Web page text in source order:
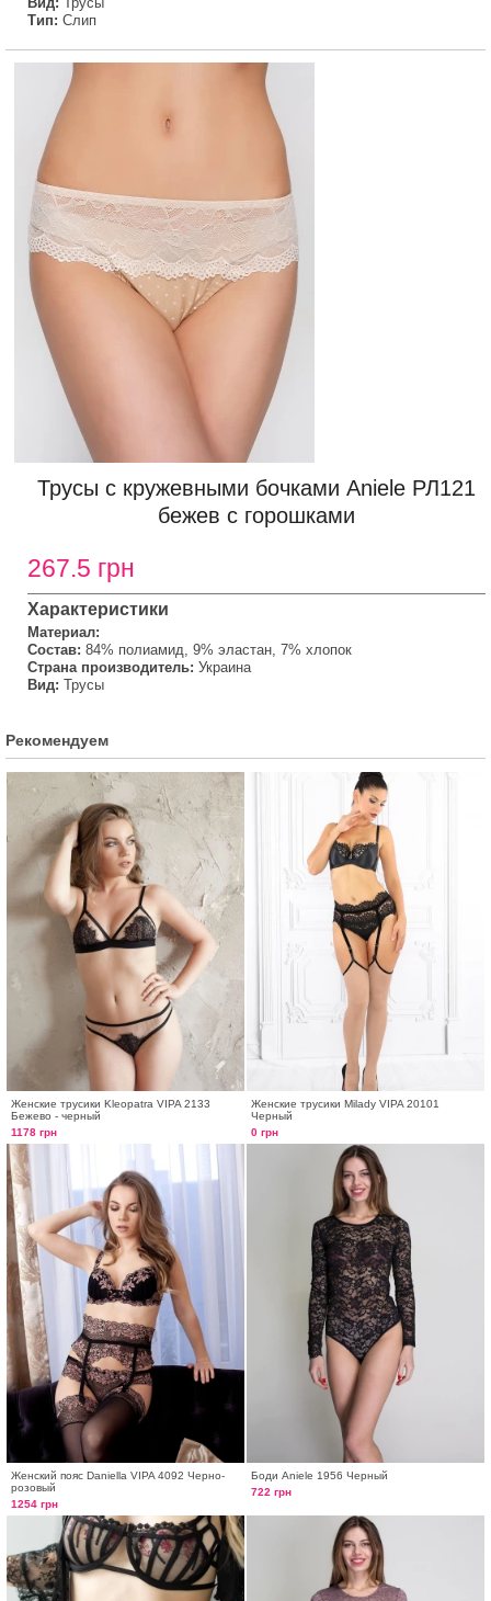
Тип: Слип
Трусы с кружевными бочками Aniele РЛ121
бежев с горошками
267.5 грн
Характеристики
Материал:
Состав: 84% полиамид, 9% эластан, 7% хлопок
Страна производитель: Украина
Вид: Трусы
Рекомендуем
Женские трусики Kleopatra VIPA 2133
Бежево - черный
1178 грн
Женские трусики Milady VIPA 20101
Черный
0 грн
Женский пояс Daniella VIPA 4092 Черно-
розовый
1254 грн
Боди Aniele 1956 Черный
722 грн